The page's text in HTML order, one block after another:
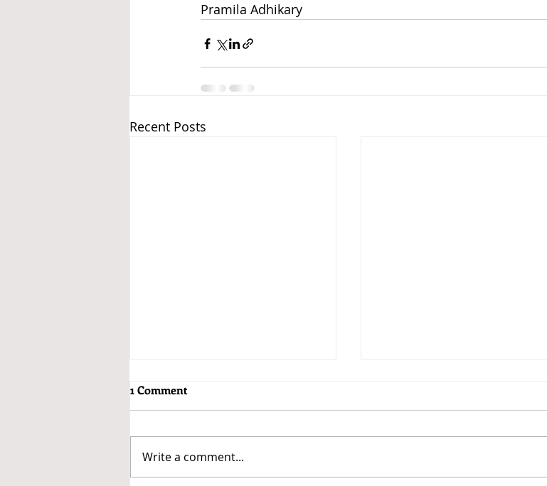
Pramila Adhikary
Recent Posts
My YouTube Channel.
Hello my fellow Laliguras
all how I started my YouTube
Channel. I started this...
1 Comment
Write a comment...